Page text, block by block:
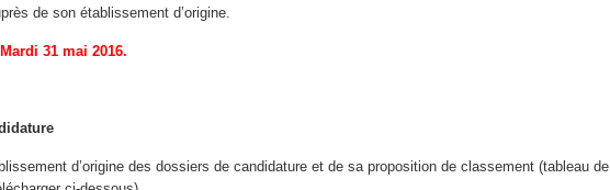
de son établissement d’origine.
Mardi 31 mai 2016.
d’origine des dossiers de candidature et de sa proposition de classement (tableau de